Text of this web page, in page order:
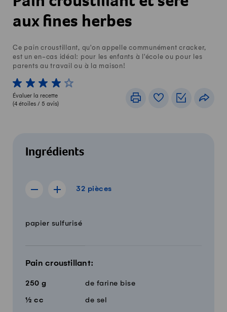
aux fines herbes
Ce pain croustillant, qu'on appelle communément cracker,
est un en-cas idéal: pour les enfants à l'école ou pour les
parents au travail ou à la maison!
1 von 5 étoiles
2 von 5 étoiles
3 von 5 étoiles
4 von 5 étoiles
5 von 5 étoiles
Évaluer la recette
(4 étoiles / 5 avis)
ImprimerLivre de recettes
Listes de
Ingrédients
32 pièces
Afficher la recette de 31 pièces
Afficher la recette de 33 pièces
32 pièces
QuantitéIngrédients
papier sulfurisé
Pain croustillant:
250 g de farine bise
½ cc de sel